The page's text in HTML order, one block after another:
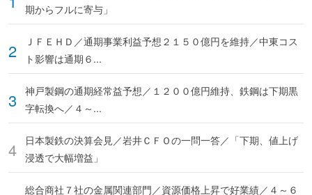
期からフルに寄与」
ＪＦＥＨＤ／通期事業利益予想２１５０億円を維持／中東コス
ト影響は通期６...
神戸製鋼の通期経常益予想／１２００億円維持、鉄鋼は下期黒
字転換へ／４～...
日本製鉄の決算会見／岩井ＣＦＯの一問一答／「下期、値上げ
浸透で大幅増益」
総合商社７社の金属関連部門／資源価格上昇で好業績／４～６